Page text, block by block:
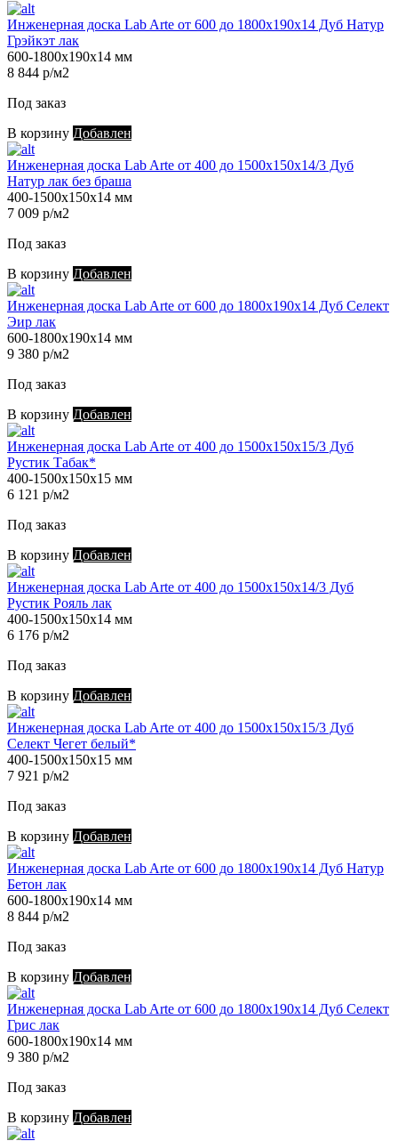
Инженерная доска Lab Arte от 600 до 1800х190х14 Дуб Натур
Грэйкэт лак
600-1800х190х14 мм
8 844 р/м2
Под заказ
В корзину Добавлен
Инженерная доска Lab Arte от 400 до 1500х150х14/3 Дуб
Натур лак без браша
400-1500х150х14 мм
7 009 р/м2
Под заказ
В корзину Добавлен
Инженерная доска Lab Arte от 600 до 1800х190х14 Дуб Селект
Эир лак
600-1800х190х14 мм
9 380 р/м2
Под заказ
В корзину Добавлен
Инженерная доска Lab Arte от 400 до 1500х150х15/3 Дуб
Рустик Табак*
400-1500х150х15 мм
6 121 р/м2
Под заказ
В корзину Добавлен
Инженерная доска Lab Arte от 400 до 1500х150х14/3 Дуб
Рустик Рояль лак
400-1500х150х14 мм
6 176 р/м2
Под заказ
В корзину Добавлен
Инженерная доска Lab Arte от 400 до 1500х150х15/3 Дуб
Селект Чегет белый*
400-1500х150х15 мм
7 921 р/м2
Под заказ
В корзину Добавлен
Инженерная доска Lab Arte от 600 до 1800х190х14 Дуб Натур
Бетон лак
600-1800х190х14 мм
8 844 р/м2
Под заказ
В корзину Добавлен
Инженерная доска Lab Arte от 600 до 1800х190х14 Дуб Селект
Грис лак
600-1800х190х14 мм
9 380 р/м2
Под заказ
В корзину Добавлен